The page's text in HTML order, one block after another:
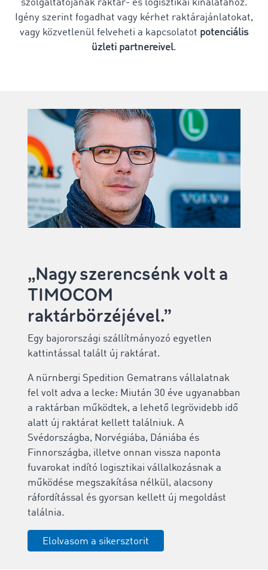
szolgáltatójának raktár- és logisztikai kínálatához.
Igény szerint fogadhat vagy kérhet raktárajánlatokat,
vagy közvetlenül felveheti a kapcsolatot potenciális
üzleti partnereivel.
„Nagy szerencsénk volt a
TIMOCOM
raktárbörzéjével.”
Egy bajorországi szállítmányozó egyetlen
kattintással talált új raktárat.
A nürnbergi Spedition Gematrans vállalatnak
fel volt adva a lecke: Miután 30 éve ugyanabban
a raktárban működtek, a lehető legrövidebb idő
alatt új raktárat kellett találniuk. A
Svédországba, Norvégiába, Dániába és
Finnországba, illetve onnan vissza naponta
fuvarokat indító logisztikai vállalkozásnak a
működése megszakítása nélkül, alacsony
ráfordítással és gyorsan kellett új megoldást
találnia.
Elolvasom a sikersztorit